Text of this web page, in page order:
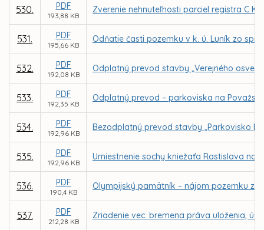
530. PDF
193,88 KB
Zverenie nehnuteľnosti parciel registra C
531. PDF
195,66 KB
Odňatie časti pozemku v k. ú. Luník zo
532. PDF
192,08 KB
Odplatný prevod stavby „Verejného
533. PDF
192,35 KB
Odplatný prevod – parkoviska na
534. PDF
192,96 KB
Bezodplatný prevod stavby „Parkovisko
535. PDF
192,96 KB
Umiestnenie sochy kniežaťa Rastislava na
536. PDF
190,4 KB
Olympijský pamätník – nájom pozemku z
537. PDF
212,28 KB
Zriadenie vec. bremena práva uloženia,